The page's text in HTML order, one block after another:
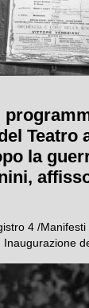
Teatro
la
4 /Manifesti